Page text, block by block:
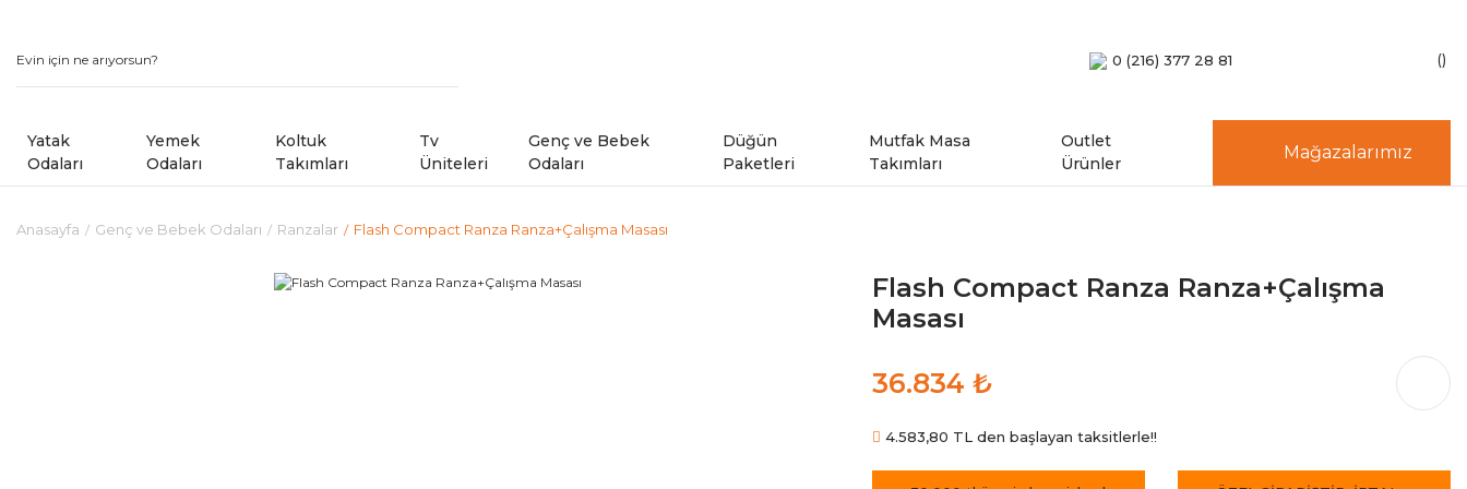
0 (216) 377 28 81
Yatak
Odaları
Yemek
Odaları
Koltuk
Takımları
Tv
Üniteleri
Genç ve Bebek
Odaları
Düğün
Paketleri
Mutfak Masa
Takımları
Outlet
Ürünler
Mağazalarımız
Anasayfa Genç ve Bebek Odaları Ranzalar Flash Compact Ranza Ranza+Çalışma Masası
Flash Compact Ranza Ranza+Çalışma
Masası
36.834 ₺
4.583,80 TL den başlayan taksitlerle!!